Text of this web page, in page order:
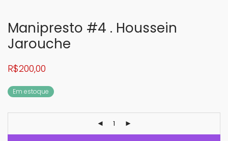
Manipresto #4 . Houssein
Jarouche
R$200,00
Em estoque